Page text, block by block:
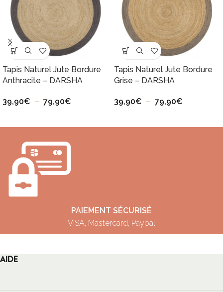
Tapis Naturel Jute Bordure
Anthracite – DARSHA
39,90€ – 79,90€
Tapis Naturel Jute Bordure
Grise – DARSHA
39,90€ – 79,90€
PAIEMENT SÉCURISÉ
VISA, Mastercard, Paypal
AIDE